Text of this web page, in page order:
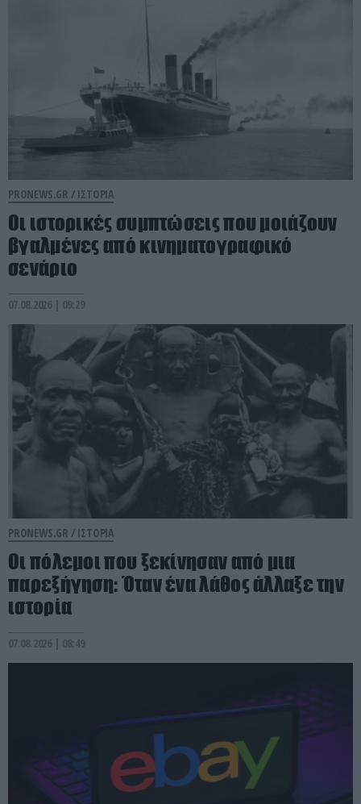
PRONEWS.GR / ΙΣΤΟΡΙΑ
Οι ιστορικές συμπτώσεις που μοιάζουν
βγαλμένες από κινηματογραφικό
σενάριο
07.08.2026 | 09:29
PRONEWS.GR / ΙΣΤΟΡΙΑ
Οι πόλεμοι που ξεκίνησαν από μια
παρεξήγηση: Όταν ένα λάθος άλλαξε την
ιστορία
07.08.2026 | 08:49